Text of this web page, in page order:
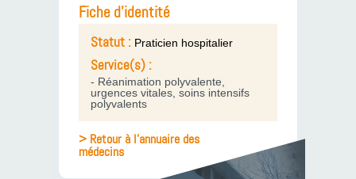
Fiche d'identité
Statut : Praticien hospitalier
Service(s) :
- Réanimation polyvalente,
urgences vitales, soins intensifs
polyvalents
> Retour à l'annuaire des
médecins